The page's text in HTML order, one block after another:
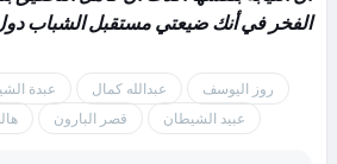
الفخر في أنك ضيعتي مستقبل الشباب
روز اليوسف عبدالله كمال
عبدة
عبيد الشيطان
قصر البارون